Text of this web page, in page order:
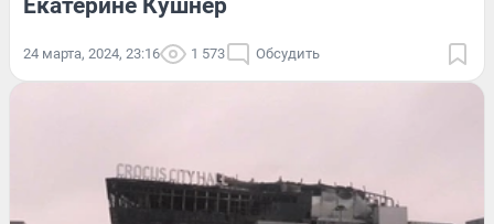
24 марта, 2024, 23:16 1 573 Обсудить